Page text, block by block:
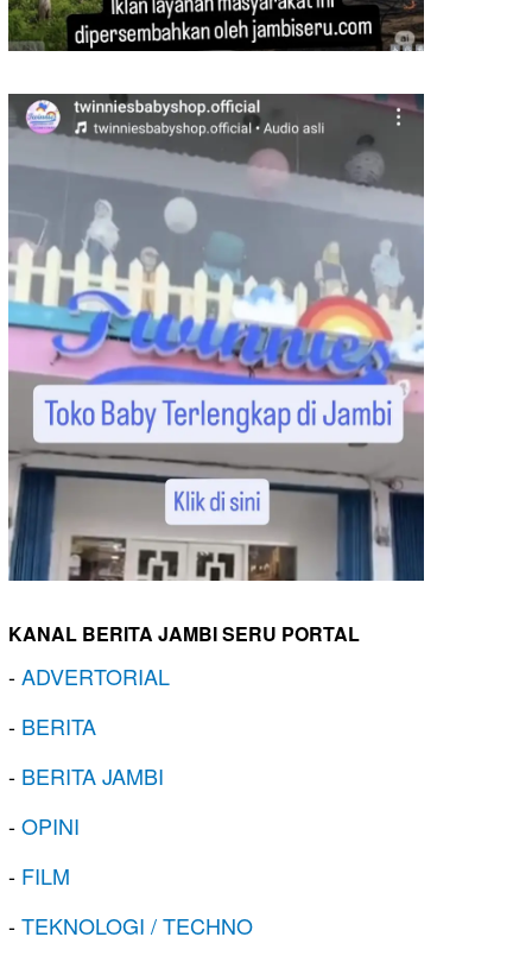
KANAL BERITA JAMBI SERU PORTAL
-ADVERTORIAL
- BERITA
- BERITA JAMBI
-OPINI
- FILM
-TEKNOLOGI / TECHNO